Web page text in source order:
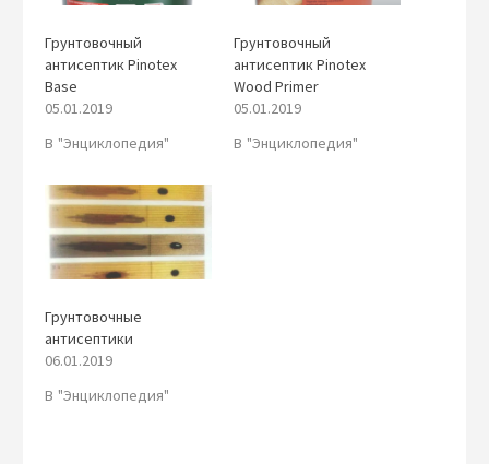
Грунтовочный
антисептик Pinotex
Base
05.01.2019
В "Энциклопедия"
Грунтовочный
антисептик Pinotex
Wood Primer
05.01.2019
В "Энциклопедия"
Грунтовочные
антисептики
06.01.2019
В "Энциклопедия"